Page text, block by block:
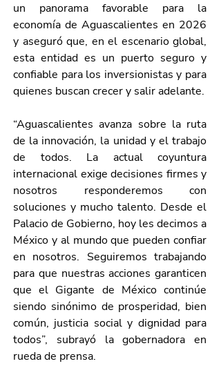
un panorama favorable para la
economía de Aguascalientes en 2026
y aseguró que, en el escenario global,
esta entidad es un puerto seguro y
confiable para los inversionistas y para
quienes buscan crecer y salir adelante.
“Aguascalientes avanza sobre la ruta
de la innovación, la unidad y el trabajo
de todos. La actual coyuntura
internacional exige decisiones firmes y
nosotros responderemos con
soluciones y mucho talento. Desde el
Palacio de Gobierno, hoy les decimos a
México y al mundo que pueden confiar
en nosotros. Seguiremos trabajando
para que nuestras acciones garanticen
que el Gigante de México continúe
siendo sinónimo de prosperidad, bien
común, justicia social y dignidad para
todos”, subrayó la gobernadora en
rueda de prensa.